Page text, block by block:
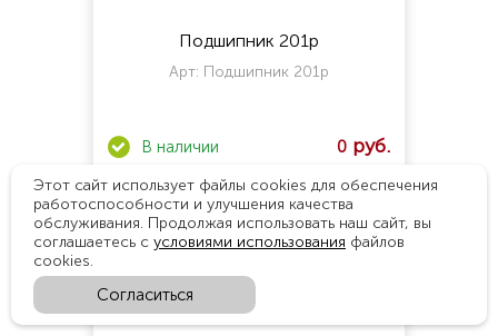
Подшипник 201р
Арт: Подшипник 201р
0
Количество
В корзину
Этот сайт использует файлы cookies для обеспечения
работоспособности и улучшения качества
обслуживания. Продолжая использовать наш сайт, вы
соглашаетесь с условиями использования файлов
cookies.
Согласиться